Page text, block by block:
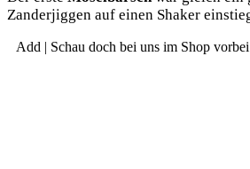
Zan­der­jig­gen auf einen Shaker
Add | Schau doch bei uns im Shop